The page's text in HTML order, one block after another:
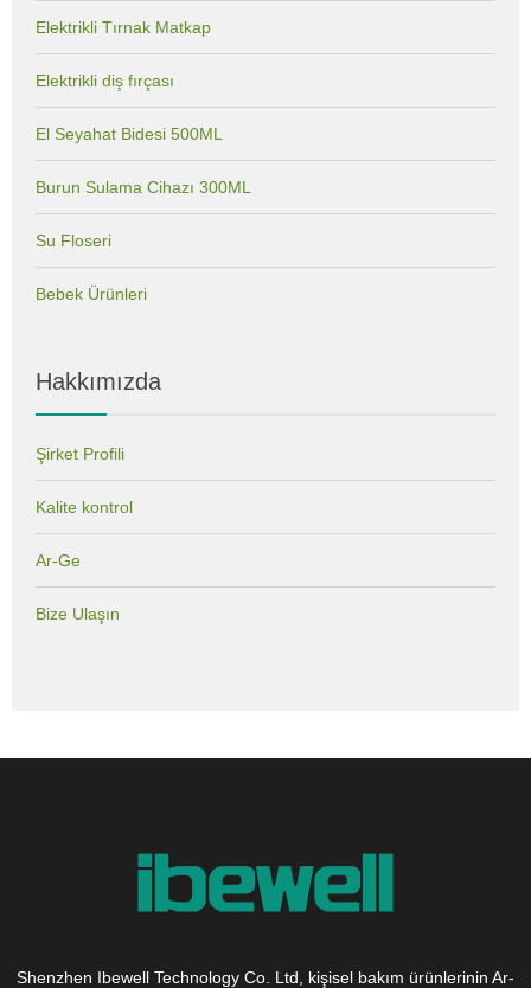
Elektrikli Tırnak Matkap
Elektrikli diş fırçası
El Seyahat Bidesi 500ML
Burun Sulama Cihazı 300ML
Su Floseri
Bebek Ürünleri
Hakkımızda
Şirket Profili
Kalite kontrol
Ar-Ge
Bize Ulaşın
Shenzhen Ibewell Technology Co. Ltd, kişisel bakım ürünlerinin Ar-